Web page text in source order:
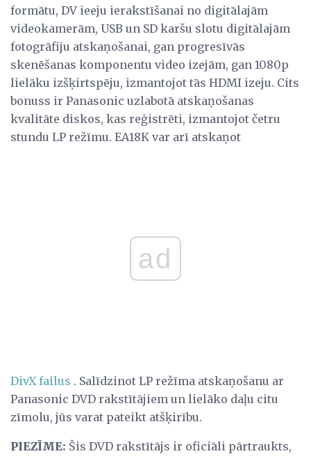
formātu, DV ieeju ierakstīšanai no digitālajām
videokamerām, USB un SD karšu slotu digitālajām
fotogrāfiju atskaņošanai, gan progresīvās
skenēšanas komponentu video izejām, gan 1080p
lielāku izšķirtspēju, izmantojot tās HDMI izeju. Cits
bonuss ir Panasonic uzlabotā atskaņošanas
kvalitāte diskos, kas reģistrēti, izmantojot četru
stundu LP režīmu. EA18K var arī atskaņot
ad
DivX failus . Salīdzinot LP režīma atskaņošanu ar
Panasonic DVD rakstītājiem un lielāko daļu citu
zīmolu, jūs varat pateikt atšķirību.
PIEZĪME: Šis DVD rakstītājs ir oficiāli pārtraukts,